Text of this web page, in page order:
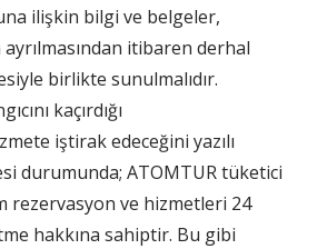
ilişkin bilgi ve belgeler,
itibaren derhal
birlikte sunulmalıdır.
kaçırdığı
iştirak edeceğini yazılı
durumunda; ATOMTUR tüketici
rezervasyon ve hizmetleri 24
hakkına sahiptir. Bu gibi